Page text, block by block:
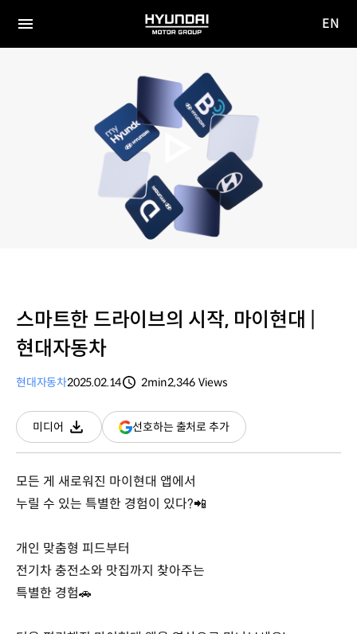
전체
HYUNDAI
MOTOR
EN
스마트한 드라이브의 시작, 마이현대 |
현대자동차
현대자동차2025.02.14
2min2,346 Views
미디어
다운로드
선호하는 출처로 추가(새
창
모든 게 새로워진 마이현대 앱에서
누릴 수 있는 특별한 경험이 있다?📲
개인 맞춤형 피드부터
전기차 충전소와 맛집까지 찾아주는
특별한 경험🚗